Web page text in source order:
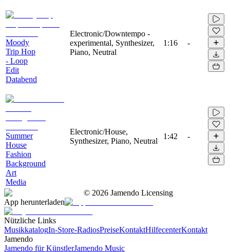
Moody
Trip Hop
- Loop
Edit
Databend
Electronic/Downtempo -
experimental, Synthesizer,
Piano, Neutral
1:16 -
Summer
House
Fashion
Background
Art
Media
Electronic/House,
Synthesizer, Piano, Neutral
1:42 -
© 2026 Jamendo Licensing
App herunterladen
Nützliche Links
MusikkatalogIn-Store-RadiosPreiseKontaktHilfecenterKontakt
Jamendo
Jamendo für KünstlerJamendo Music